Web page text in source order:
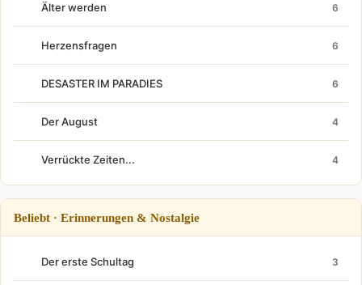
Älter werden 6
Herzensfragen 6
DESASTER IM PARADIES 6
Der August 4
Verrückte Zeiten... 4
Beliebt · Erinnerungen & Nostalgie
Der erste Schultag 3